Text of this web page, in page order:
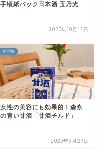
手頃紙パック日本酒 玉乃光
2020年10月12日
未分類
女性の美容にも効果的！森永
の青い甘酒「甘酒チルド」
2020年9月29日